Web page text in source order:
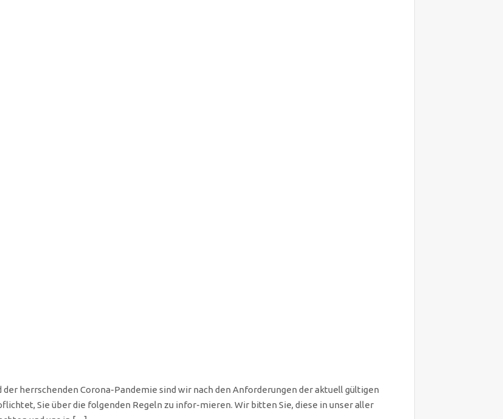
herrschenden Corona-Pandemie sind wir nach den Anforderungen der aktuell gültigen
Sie über die folgenden Regeln zu infor-mieren. Wir bitten Sie, diese in unser aller